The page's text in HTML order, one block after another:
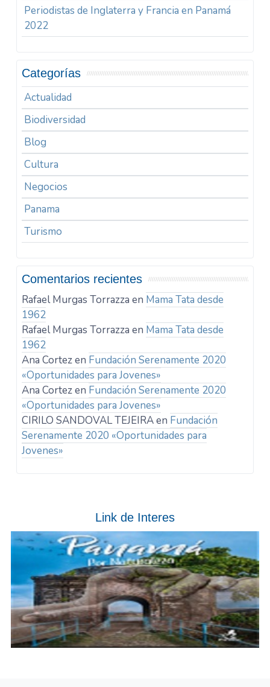
Periodistas de Inglaterra y Francia en Panamá
2022
Categorías
Actualidad
Biodiversidad
Blog
Cultura
Negocios
Panama
Turismo
Comentarios recientes
Rafael Murgas Torrazza en Mama Tata desde
1962
Rafael Murgas Torrazza en Mama Tata desde
1962
Ana Cortezen Fundación Serenamente 2020
«Oportunidades para Jovenes»
Ana Cortezen Fundación Serenamente 2020
«Oportunidades para Jovenes»
CIRILO SANDOVAL TEJEIRAen Fundación
Serenamente 2020 «Oportunidades para
Jovenes»
Link de Interes